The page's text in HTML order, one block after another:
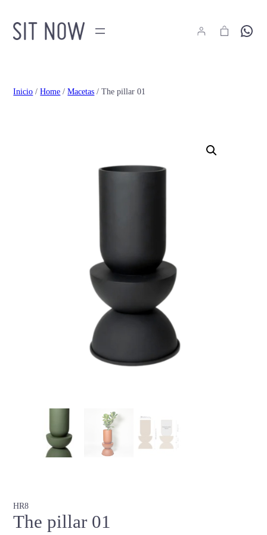
Hola
Inicio /Home /Macetas / The pillar 01
HR8
The pillar 01